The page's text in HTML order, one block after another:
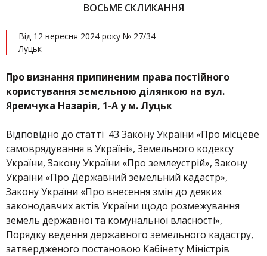
ВОСЬМЕ СКЛИКАННЯ
Від 12 вересня 2024 року № 27/34
Луцьк
Про визнання припиненим права постійного
користування земельною ділянкою на вул.
Яремчука Назарія, 1-А у м. Луцьк
Відповідно до статті 43 Закону України «Про місцеве
самоврядування в Україні», Земельного кодексу
України, Закону України «Про землеустрій», Закону
України «Про Державний земельний кадастр»,
Закону України «Про внесення змін до деяких
законодавчих актів України щодо розмежування
земель державної та комунальної власності»,
Порядку ведення державного земельного кадастру,
затвердженого постановою Кабінету Міністрів